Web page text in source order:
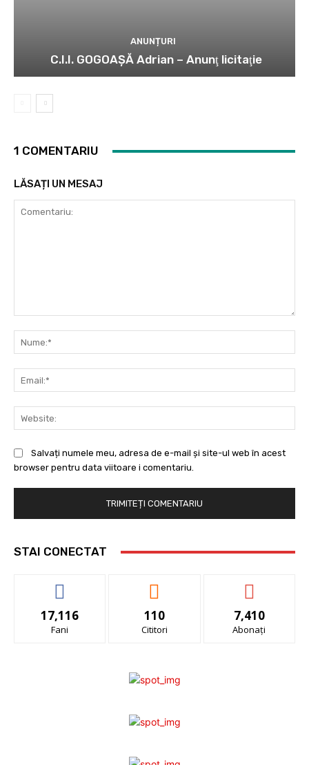
ANUNȚURI
C.I.I. GOGOAŞĂ Adrian – Anunţ licitaţie
1 COMENTARIU
LĂSAȚI UN MESAJ
Salvați numele meu, adresa de e-mail și site-ul web în acest
browser pentru data viitoare i comentariu.
STAI CONECTAT
17,116
Fani
110
Cititori
7,410
Abonați